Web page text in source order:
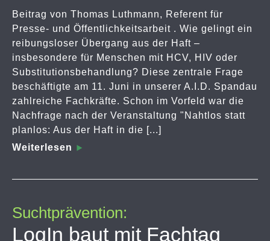
Beitrag von Thomas Luthmann, Referent für
Presse- und Öffentlichkeitsarbeit . Wie gelingt ein
reibungsloser Übergang aus der Haft –
insbesondere für Menschen mit HCV, HIV oder
Substitutionsbehandlung? Diese zentrale Frage
beschäftigte am 11. Juni in unserer A.I.D. Spandau
zahlreiche Fachkräfte. Schon im Vorfeld war die
Nachfrage nach der Veranstaltung "Nahtlos statt
planlos: Aus der Haft in die [...]
Weiterlesen
Suchtprävention:
LogIn baut mit Fachtag